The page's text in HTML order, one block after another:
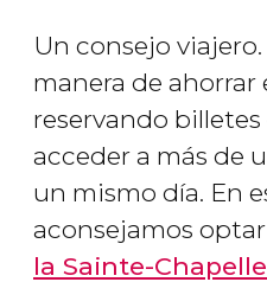
Un consejo
manera de ahorrar
reservando
acceder a más de
un mismo día. En
aconsejamos
la Sainte-